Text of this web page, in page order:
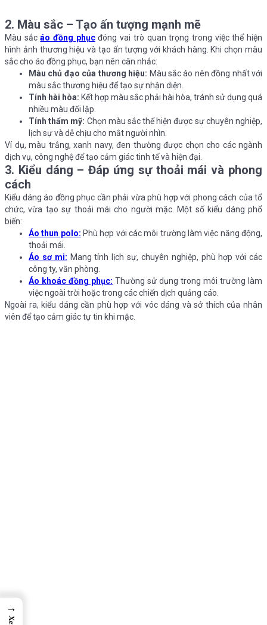
2. Màu sắc – Tạo ấn tượng mạnh mẽ
Màu sắcáo đồng phụcđóng vai trò quan trọng trong việc thể hiện
hình ảnh thương hiệu và tạo ấn tượng với khách hàng. Khi chọn màu
sắc cho áo đồng phục, bạn nên cân nhắc:
Màu chủ đạo của thương hiệu: Màu sắc áo nên đồng nhất với
màu sắc thương hiệu để tạo sự nhận diện.
Tính hài hòa: Kết hợp màu sắc phải hài hòa, tránh sử dụng quá
nhiều màu đối lập.
Tính thẩm mỹ: Chọn màu sắc thể hiện được sự chuyên nghiệp,
lịch sự và dễ chịu cho mắt người nhìn.
Ví dụ, màu trắng, xanh navy, đen thường được chọn cho các ngành
dịch vụ, công nghệ để tạo cảm giác tinh tế và hiện đại.
3. Kiểu dáng – Đáp ứng sự thoải mái và phong
cách
Kiểu dáng áo đồng phục cần phải vừa phù hợp với phong cách của tổ
chức, vừa tạo sự thoải mái cho người mặc. Một số kiểu dáng phổ
biến:
Áo thun polo: Phù hợp với các môi trường làm việc năng động,
thoải mái.
Áo sơ mi: Mang tính lịch sự, chuyên nghiệp, phù hợp với các
công ty, văn phòng.
Áo khoác đồng phục: Thường sử dụng trong môi trường làm
việc ngoài trời hoặc trong các chiến dịch quảng cáo.
Ngoài ra, kiểu dáng cần phù hợp với vóc dáng và sở thích của nhân
viên để tạo cảm giác tự tin khi mặc.
→